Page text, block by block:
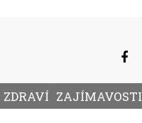
ZDRAVÍ ZAJÍMAVOSTI